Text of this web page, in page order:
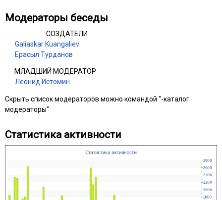
Модераторы беседы
СОЗДАТЕЛИ
Galiaskar Kuangaliev
Ерасыл Турданов
МЛАДШИЙ МОДЕРАТОР
Леонид Истомин
Скрыть список модераторов можно командой "-каталог
модераторы"
Статистика активности